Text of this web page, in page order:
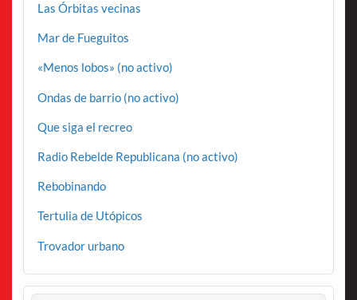
Las Órbitas vecinas
Mar de Fueguitos
«Menos lobos» (no activo)
Ondas de barrio (no activo)
Que siga el recreo
Radio Rebelde Republicana (no activo)
Rebobinando
Tertulia de Utópicos
Trovador urbano